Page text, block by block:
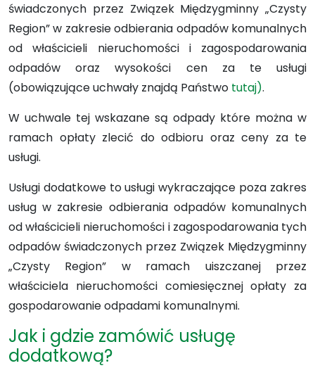
świadczonych przez Związek Międzygminny „Czysty
Region” w zakresie odbierania odpadów komunalnych
od właścicieli nieruchomości i zagospodarowania
odpadów oraz wysokości cen za te usługi
(obowiązujące uchwały znajdą Państwo tutaj).
W uchwale tej wskazane są odpady które można w
ramach opłaty zlecić do odbioru oraz ceny za te
usługi.
Usługi dodatkowe to usługi wykraczające poza zakres
usług w zakresie odbierania odpadów komunalnych
od właścicieli nieruchomości i zagospodarowania tych
odpadów świadczonych przez Związek Międzygminny
„Czysty Region” w ramach uiszczanej przez
właściciela nieruchomości comiesięcznej opłaty za
gospodarowanie odpadami komunalnymi.
Jak i gdzie zamówić usługę
dodatkową?